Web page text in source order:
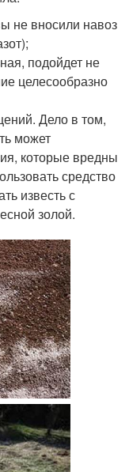
не вносили навоз
подойдет не
целесообразно
Дело в том,
может
которые вредны
средство
известь с
золой.